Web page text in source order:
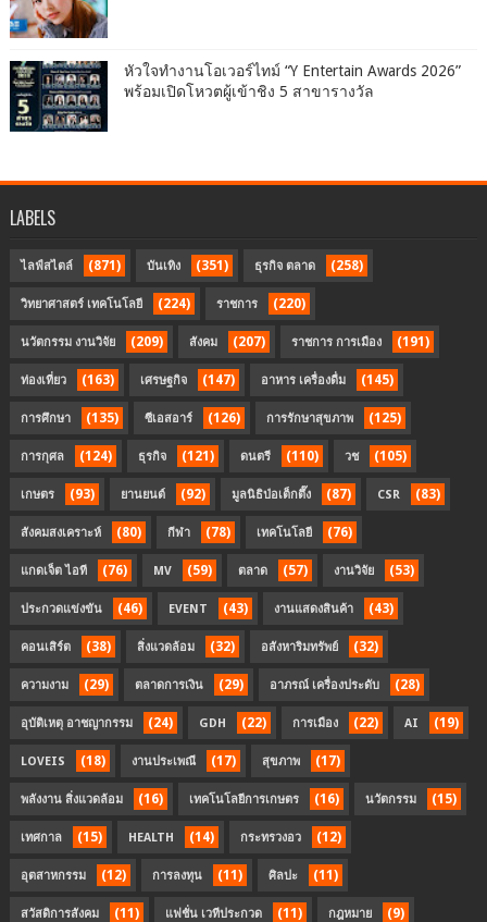
หัวใจทำงานโอเวอร์ไทม์ “Y Entertain Awards 2026”
พร้อมเปิดโหวตผู้เข้าชิง 5 สาขารางวัล
LABELS
ไลฟ์สไตล์ (871) บันเทิง (351) ธุรกิจ ตลาด (258)
วิทยาศาสตร์ เทคโนโลยี (224) ราชการ (220)
นวัตกรรม งานวิจัย (209) สังคม (207) ราชการ การเมือง (191)
ท่องเที่ยว (163) เศรษฐกิจ (147) อาหาร เครื่องดื่ม (145)
การศึกษา (135) ซีเอสอาร์ (126) การรักษาสุขภาพ (125)
การกุศล (124) ธุรกิจ (121) ดนตรี (110) วช (105)
เกษตร (93) ยานยนต์ (92) มูลนิธิป่อเต็กตึ๊ง (87) CSR (83)
สังคมสงเคราะห์ (80) กีฬา (78) เทคโนโลยี (76)
แกดเจ็ต ไอที (76) MV (59) ตลาด (57) งานวิจัย (53)
ประกวดแข่งขัน (46) EVENT (43) งานแสดงสินค้า (43)
คอนเสิร์ต (38) สิ่งแวดล้อม (32) อสังหาริมทรัพย์ (32)
ความงาม (29) ตลาดการเงิน (29) อาภรณ์ เครื่องประดับ (28)
อุบัติเหตุ อาชญากรรม (24) GDH (22) การเมือง (22) AI (19)
LOVEIS (18) งานประเพณี (17) สุขภาพ (17)
พลังงาน สิ่งแวดล้อม (16) เทคโนโลยีการเกษตร (16) นวัตกรรม (15)
เทศกาล (15) HEALTH (14) กระทรวงอว (12)
อุตสาหกรรม (12) การลงทุน (11) ศิลปะ (11)
สวัสดิการสังคม (11) แฟชั่น เวทีประกวด (11) กฎหมาย (9)